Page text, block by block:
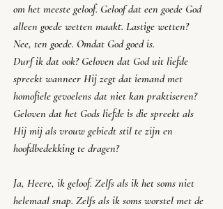
om het meeste geloof. Geloof dat een goede God
alleen goede wetten maakt. Lastige wetten?
Nee, ten goede. Omdat God goed is.
Durf ik dat ook? Geloven dat God uit liefde
spreekt wanneer Hij zegt dat iemand met
homofiele gevoelens dat niet kan praktiseren?
Geloven dat het Gods liefde is die spreekt als
Hij mij als vrouw gebiedt stil te zijn en
hoofdbedekking te dragen?
Ja, Heere, ik geloof. Zelfs als ik het soms niet
helemaal snap. Zelfs als ik soms worstel met de